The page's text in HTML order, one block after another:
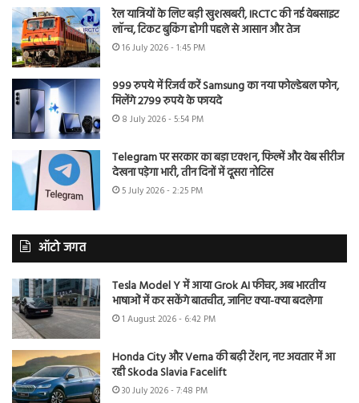
रेल यात्रियों के लिए बड़ी खुशखबरी, IRCTC की नई वेबसाइट
लॉन्च, टिकट बुकिंग होगी पहले से आसान और तेज
16 July 2026 - 1:45 PM
999 रुपये में रिजर्व करें Samsung का नया फोल्डेबल फोन,
मिलेंगे 2799 रुपये के फायदे
8 July 2026 - 5:54 PM
Telegram पर सरकार का बड़ा एक्शन, फिल्में और वेब सीरीज
देखना पड़ेगा भारी, तीन दिनों में दूसरा नोटिस
5 July 2026 - 2:25 PM
ऑटो जगत
Tesla Model Y में आया Grok AI फीचर, अब भारतीय
भाषाओं में कर सकेंगे बातचीत, जानिए क्या-क्या बदलेगा
1 August 2026 - 6:42 PM
Honda City और Verna की बढ़ी टेंशन, नए अवतार में आ
रही Skoda Slavia Facelift
30 July 2026 - 7:48 PM